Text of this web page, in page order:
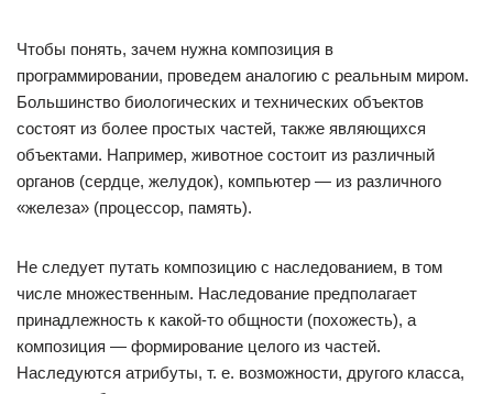
Чтобы понять, зачем нужна композиция в
программировании, проведем аналогию с реальным миром.
Большинство биологических и технических объектов
состоят из более простых частей, также являющихся
объектами. Например, животное состоит из различный
органов (сердце, желудок), компьютер — из различного
«железа» (процессор, память).
Не следует путать композицию с наследованием, в том
числе множественным. Наследование предполагает
принадлежность к какой-то общности (похожесть), а
композиция — формирование целого из частей.
Наследуются атрибуты, т. е. возможности, другого класса,